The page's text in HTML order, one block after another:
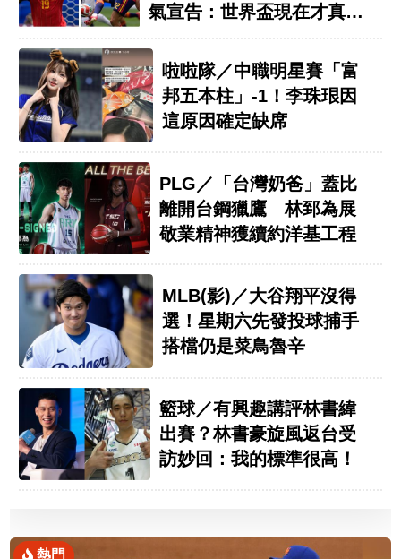
氣宣告：世界盃現在才真正
啦啦隊／中職明星賽「富
邦五本柱」-1！李珠珢因
這原因確定缺席
PLG／「台灣奶爸」蓋比
離開台鋼獵鷹 林郅為展
敬業精神獲續約洋基工程
MLB(影)／大谷翔平沒得
選！星期六先發投球捕手
搭檔仍是菜鳥魯辛
籃球／有興趣講評林書緯
出賽？林書豪旋風返台受
訪妙回：我的標準很高！
熱門